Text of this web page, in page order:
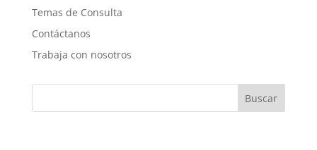
Temas de Consulta
Contáctanos
Trabaja con nosotros
Buscar